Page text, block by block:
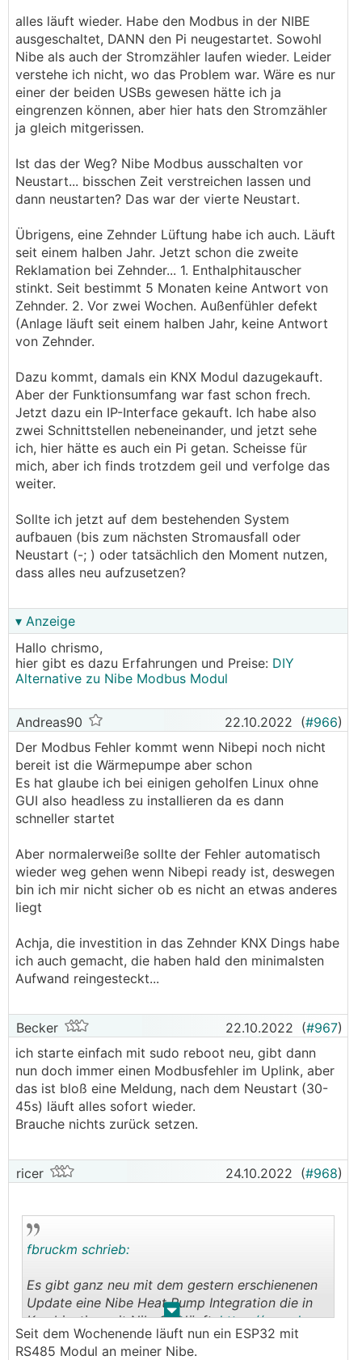
alles läuft wieder. Habe den Modbus in der NIBE
ausgeschaltet, DANN den Pi neugestartet. Sowohl
Nibe als auch der Stromzähler laufen wieder. Leider
verstehe ich nicht, wo das Problem war. Wäre es nur
einer der beiden USBs gewesen hätte ich ja
eingrenzen können, aber hier hats den Stromzähler
ja gleich mitgerissen.
Ist das der Weg? Nibe Modbus ausschalten vor
Neustart... bisschen Zeit verstreichen lassen und
dann neustarten? Das war der vierte Neustart.
Übrigens, eine Zehnder Lüftung habe ich auch. Läuft
seit einem halben Jahr. Jetzt schon die zweite
Reklamation bei Zehnder... 1. Enthalphitauscher
stinkt. Seit bestimmt 5 Monaten keine Antwort von
Zehnder. 2. Vor zwei Wochen. Außenfühler defekt
(Anlage läuft seit einem halben Jahr, keine Antwort
von Zehnder.
Dazu kommt, damals ein KNX Modul dazugekauft.
Aber der Funktionsumfang war fast schon frech.
Jetzt dazu ein IP-Interface gekauft. Ich habe also
zwei Schnittstellen nebeneinander, und jetzt sehe
ich, hier hätte es auch ein Pi getan. Scheisse für
mich, aber ich finds trotzdem geil und verfolge das
weiter.
Sollte ich jetzt auf dem bestehenden System
aufbauen (bis zum nächsten Stromausfall oder
Neustart (-; ) oder tatsächlich den Moment nutzen,
dass alles neu aufzusetzen?
▾ Anzeige
Hallo chrismo,
hier gibt es dazu Erfahrungen und Preise: DIY
Alternative zu Nibe Modbus Modul
Andreas90 22.10.2022 (#966)
Der Modbus Fehler kommt wenn Nibepi noch nicht
bereit ist die Wärmepumpe aber schon
Es hat glaube ich bei einigen geholfen Linux ohne
GUI also headless zu installieren da es dann
schneller startet
Aber normalerweiße sollte der Fehler automatisch
wieder weg gehen wenn Nibepi ready ist, deswegen
bin ich mir nicht sicher ob es nicht an etwas anderes
liegt
Achja, die investition in das Zehnder KNX Dings habe
ich auch gemacht, die haben hald den minimalsten
Aufwand reingesteckt...
Becker 22.10.2022 (#967)
ich starte einfach mit sudo reboot neu, gibt dann
nun doch immer einen Modbusfehler im Uplink, aber
das ist bloß eine Meldung, nach dem Neustart (30-
45s) läuft alles sofort wieder.
Brauche nichts zurück setzen.
ricer 24.10.2022 (#968)
. .
fbruckm schrieb:
Es gibt ganz neu mit dem gestern erschienenen
Update eine Nibe Heat Pump Integration die in
Kombination mit NibeGW läuft:https://www.hom
e-assistant.io/integrations/nibe_heatpump/
Seit dem Wochenende läuft nun ein ESP32 mit
RS485 Modul an meiner Nibe.